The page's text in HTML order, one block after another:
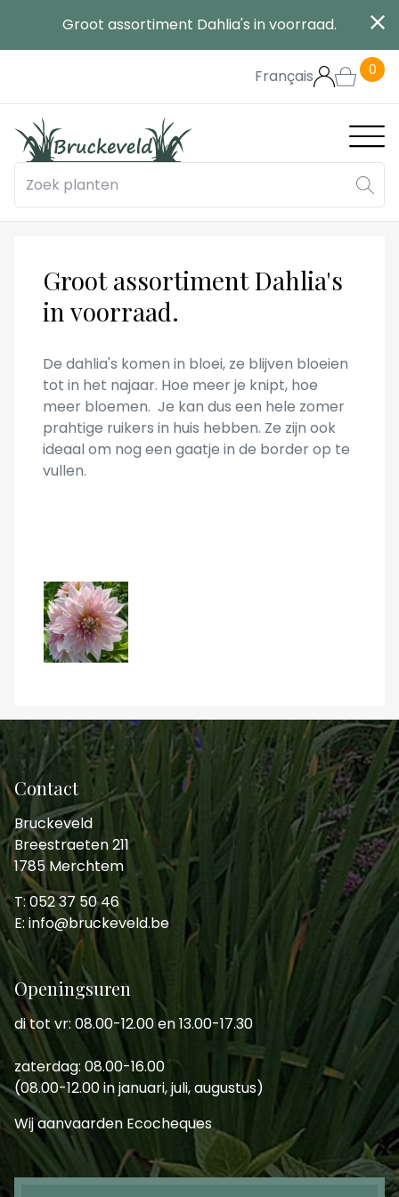
naar
gaan
Groot assortiment Dahlia's in voorraad.
Français 0
Main
Groot assortiment Dahlia's
in voorraad.
De dahlia's komen in bloei, ze blijven bloeien
tot in het najaar. Hoe meer je knipt, hoe
meer bloemen. Je kan dus een hele zomer
prahtige ruikers in huis hebben. Ze zijn ook
ideaal om nog een gaatje in de border op te
vullen.
Contact
Bruckeveld
Breestraeten 211
1785 Merchtem
T: 052 37 50 46
E: info@bruckeveld.be
Openingsuren
di tot vr: 08.00-12.00 en 13.00-17.30
zaterdag: 08.00-16.00
(08.00-12.00 in januari, juli, augustus)
Wij aanvaarden Ecocheques